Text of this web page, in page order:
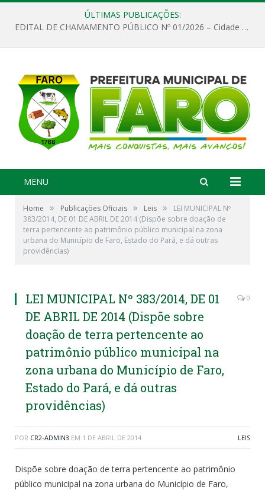
ÚLTIMAS PUBLICAÇÕES:
EDITAL DE CHAMAMENTO PÚBLICO Nº 01/2026 – Cidade de Faro
MENU
Home » Publicações Oficiais » Leis »
LEI MUNICIPAL Nº
383/2014, DE 01 DE ABRIL DE 2014 (Dispõe sobre doação de
terra pertencente ao patrimônio público municipal na zona
urbana do Município de Faro, Estado do Pará, e dá outras
providências)
LEI MUNICIPAL Nº 383/2014, DE 01
DE ABRIL DE 2014 (Dispõe sobre
doação de terra pertencente ao
patrimônio público municipal na
zona urbana do Município de Faro,
Estado do Pará, e dá outras
providências)
0
POR CR2-ADMIN3 EM 1 DE ABRIL DE 2014 LEIS
Dispõe sobre doação de terra pertencente ao patrimônio
público municipal na zona urbana do Município de Faro,